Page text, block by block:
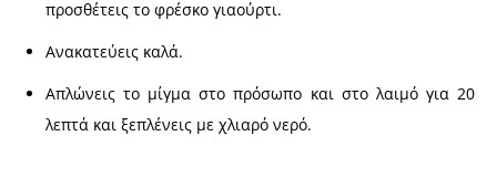
προσθέτεις το φρέσκο γιαούρτι.
Ανακατεύεις καλά.
Απλώνεις το μίγμα στο πρόσωπο και στο λαιμό για 20
λεπτά και ξεπλένεις με χλιαρό νερό.